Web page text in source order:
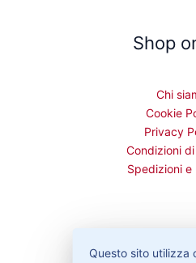
Shop
Chi
Cookie
Privacy
Condizioni
Spedizioni e
Bisogno
Questo sito utilizza